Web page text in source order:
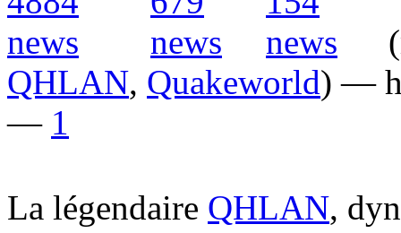
QHLAN, Quakeworld) —
— 1
La légendaire QHLAN,